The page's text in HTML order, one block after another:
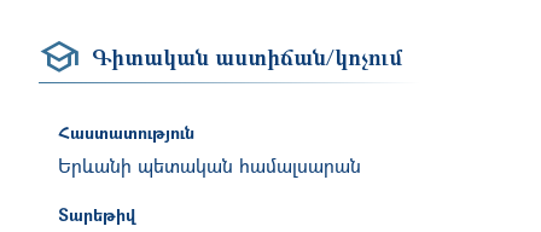
Գիտական աստիճան/կոչում
Հաստատություն
Երևանի պետական համալսարան
Տարեթիվ